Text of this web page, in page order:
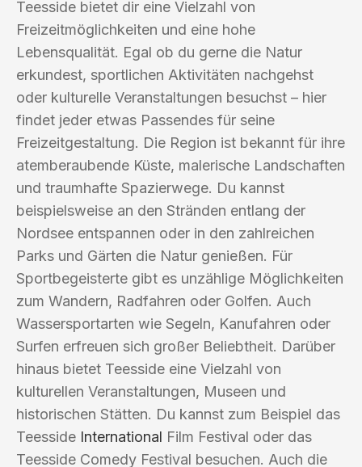
Teesside bietet dir eine Vielzahl von
Freizeitmöglichkeiten und eine hohe
Lebensqualität. Egal ob du gerne die Natur
erkundest, sportlichen Aktivitäten nachgehst
oder kulturelle Veranstaltungen besuchst – hier
findet jeder etwas Passendes für seine
Freizeitgestaltung. Die Region ist bekannt für ihre
atemberaubende Küste, malerische Landschaften
und traumhafte Spazierwege. Du kannst
beispielsweise an den Stränden entlang der
Nordsee entspannen oder in den zahlreichen
Parks und Gärten die Natur genießen. Für
Sportbegeisterte gibt es unzählige Möglichkeiten
zum Wandern, Radfahren oder Golfen. Auch
Wassersportarten wie Segeln, Kanufahren oder
Surfen erfreuen sich großer Beliebtheit. Darüber
hinaus bietet Teesside eine Vielzahl von
kulturellen Veranstaltungen, Museen und
historischen Stätten. Du kannst zum Beispiel das
Teesside International Film Festival oder das
Teesside Comedy Festival besuchen. Auch die